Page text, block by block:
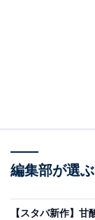
まず最下層のピ
編集部が選
【スタバ新作】甘